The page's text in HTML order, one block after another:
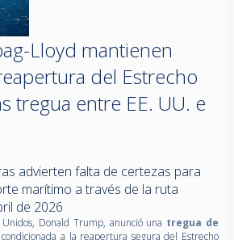
Lloyd mantienen
del Estrecho
tregua entre EE. UU. e
advierten falta de certezas para
marítimo a través de la ruta
de 2026
Donald Trump, anunció una tregua de
a la reapertura segura del Estrecho